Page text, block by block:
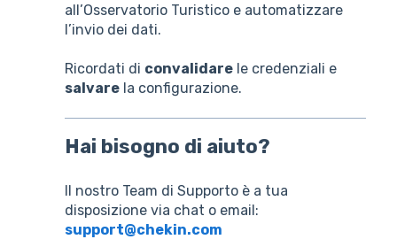
all’Osservatorio Turistico e automatizzare
l’invio dei dati.
Ricordati di convalidare le credenziali e
salvare la configurazione.
Hai bisogno di aiuto?
Il nostro Team di Supporto è a tua
disposizione via chat o email:
support@chekin.com